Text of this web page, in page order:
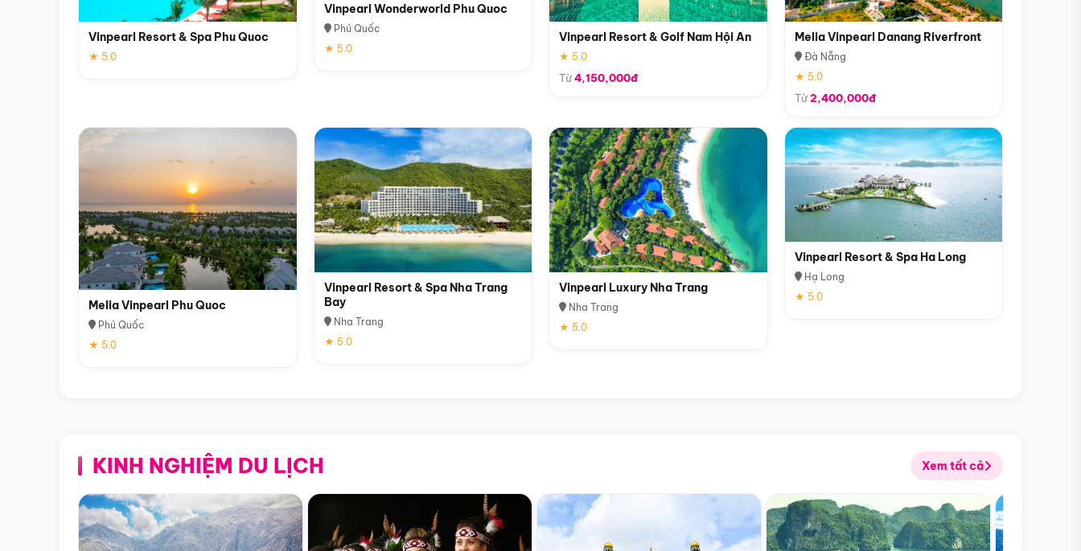
Vinpearl Resort & Spa Phu Quoc
★ 5.0
Vinpearl Wonderworld Phu Quoc
Phú Quốc
★ 5.0
Vinpearl Resort & Golf Nam Hội An
★ 5.0
Từ4,150,000đ
Melia Vinpearl Danang Riverfront
Đà Nẵng
★ 5.0
Từ2,400,000đ
Melia Vinpearl Phu Quoc
Phú Quốc
★ 5.0
Vinpearl Resort & Spa Nha Trang
Bay
Nha Trang
★ 5.0
Vinpearl Luxury Nha Trang
Nha Trang
★ 5.0
Vinpearl Resort & Spa Ha Long
Hạ Long
★ 5.0
KINH NGHIỆM DU LỊCH Xem tất cả